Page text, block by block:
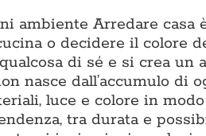
ambiente Arredare casa
o decidere il colore
di sé e si crea un
nasce dall’accumulo di
luce e colore in
tra durata e